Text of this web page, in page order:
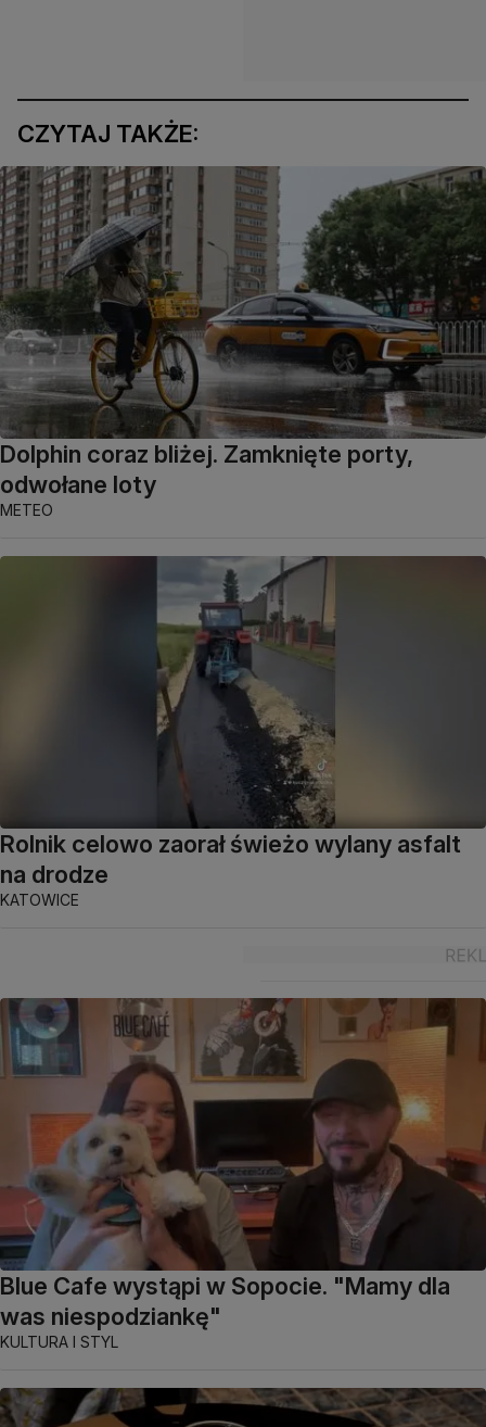
CZYTAJ TAKŻE:
Dolphin coraz bliżej. Zamknięte porty,
odwołane loty
METEO
Rolnik celowo zaorał świeżo wylany asfalt
na drodze
KATOWICE
Blue Cafe wystąpi w Sopocie. "Mamy dla
was niespodziankę"
KULTURA I STYL